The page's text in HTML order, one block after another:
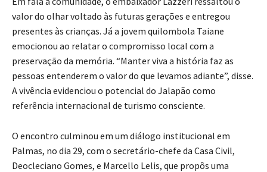
valor do olhar voltado às futuras gerações e entregou
presentes às crianças. Já a jovem quilombola Taiane
emocionou ao relatar o compromisso local com a
preservação da memória. “Manter viva a história faz as
pessoas entenderem o valor do que levamos adiante”, disse.
A vivência evidenciou o potencial do Jalapão como
referência internacional de turismo consciente.
O encontro culminou em um diálogo institucional em
Palmas, no dia 29, com o secretário-chefe da Casa Civil,
Deocleciano Gomes, e Marcello Lelis, que propôs uma